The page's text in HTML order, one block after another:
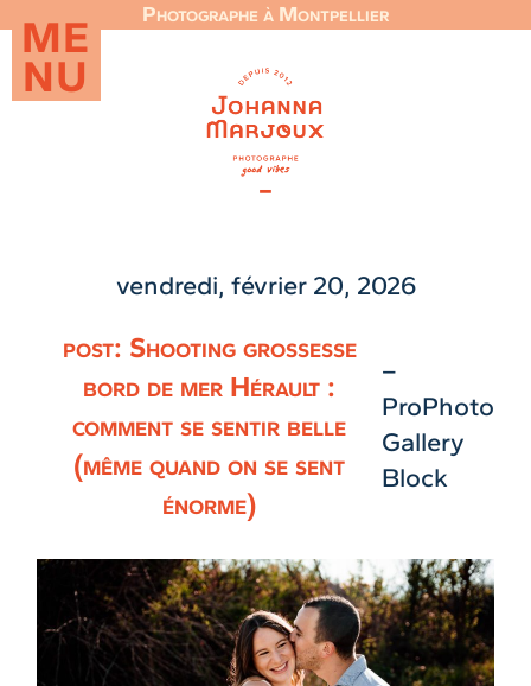
ME
NU
Photographe à Montpellier
vendredi, février 20, 2026
post: Shooting grossesse
bord de mer Hérault :
comment se sentir belle
(même quand on se sent
énorme)
–
ProPhoto
Gallery
Block